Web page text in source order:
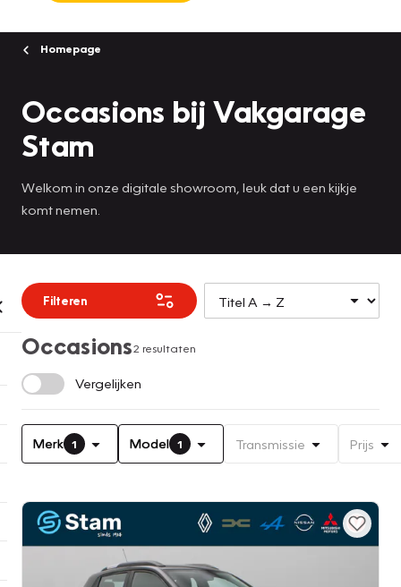
Homepage
Occasions bij Vakgarage
Stam
Welkom in onze digitale showroom, leuk dat u een kijkje
komt nemen.
Filteren
Occasions2 resultaten
Vergelijken
Merk 1 Model 1 Transmissie Prijs